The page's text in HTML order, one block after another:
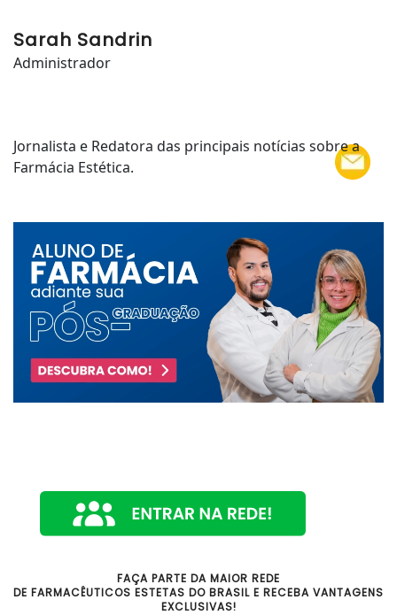
Sarah Sandrin
Administrador
Jornalista e Redatora das principais notícias sobre a
Farmácia Estética.
FAÇA PARTE DA MAIOR REDE
DE FARMACÊUTICOS ESTETAS DO BRASIL E RECEBA VANTAGENS
EXCLUSIVAS!